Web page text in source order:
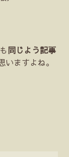
同じよう記事
ますよね。